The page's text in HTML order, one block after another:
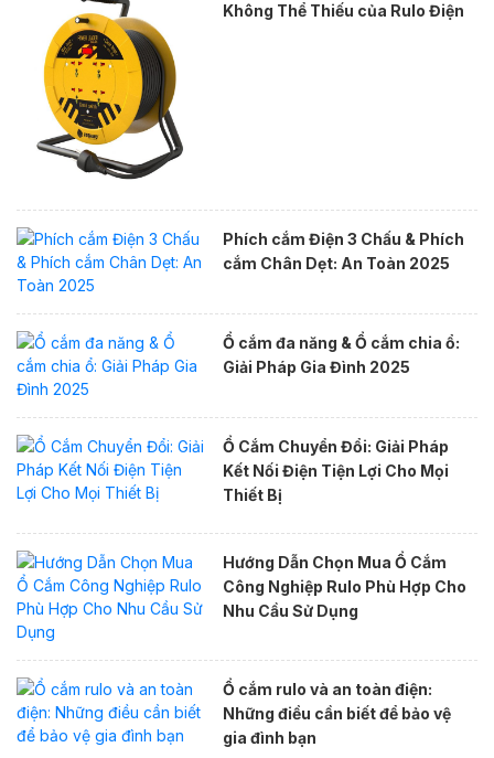
Không Thể Thiếu của Rulo Điện
Phích cắm Điện 3 Chấu & Phích
cắm Chân Dẹt: An Toàn 2025
Ổ cắm đa năng & Ổ cắm chia ổ:
Giải Pháp Gia Đình 2025
Ổ Cắm Chuyển Đổi: Giải Pháp
Kết Nối Điện Tiện Lợi Cho Mọi
Thiết Bị
Hướng Dẫn Chọn Mua Ổ Cắm
Công Nghiệp Rulo Phù Hợp Cho
Nhu Cầu Sử Dụng
Ổ cắm rulo và an toàn điện:
Những điều cần biết để bảo vệ
gia đình bạn